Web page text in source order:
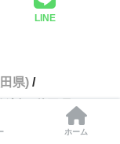
LINE
県)
浪記(秋田県)
ホーム